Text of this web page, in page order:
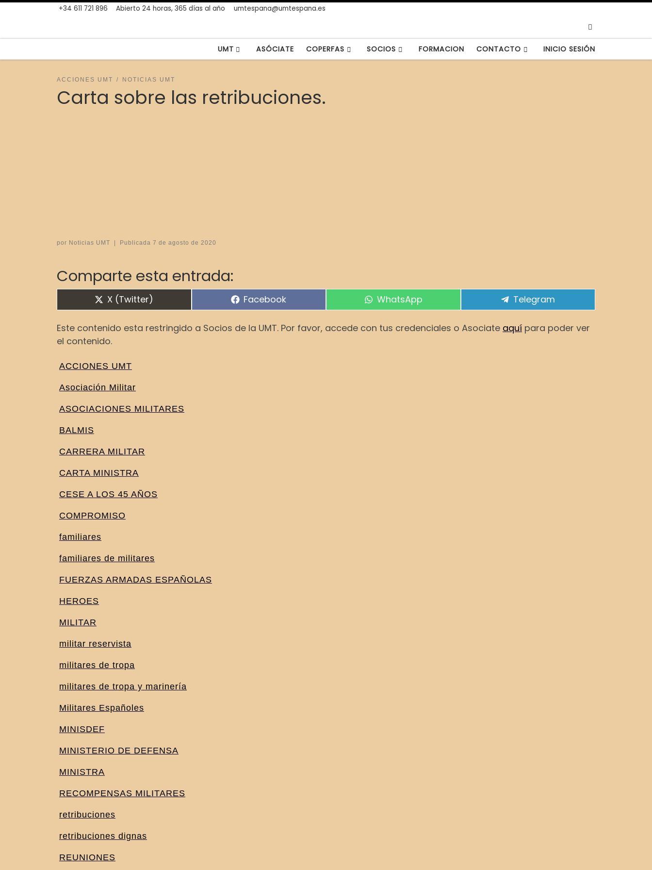
+34 611 721 896 Abierto 24 horas, 365 días al año umtespana@umtespana.es
UMT ASÓCIATE COPERFAS SOCIOS FORMACION CONTACTO INICIO SESIÓN
ACCIONES UMT NOTICIAS UMT
Carta sobre las retribuciones.
por Noticias UMT Publicada 7 de agosto de 2020
Comparte esta entrada:
Compartir en
X (Twitter) Compartir en
Facebook Compartir en
WhatsApp Compartir en
Telegram
Este contenido esta restringido a Socios de la UMT. Por favor, accede con tus credenciales o Asociate aquí para poder ver
el contenido.
ACCIONES UMT
Asociación Militar
ASOCIACIONES MILITARES
BALMIS
CARRERA MILITAR
CARTA MINISTRA
CESE A LOS 45 AÑOS
COMPROMISO
familiares
familiares de militares
FUERZAS ARMADAS ESPAÑOLAS
HEROES
MILITAR
militar reservista
militares de tropa
militares de tropa y marinería
Militares Españoles
MINISDEF
MINISTERIO DE DEFENSA
MINISTRA
RECOMPENSAS MILITARES
retribuciones
retribuciones dignas
REUNIONES